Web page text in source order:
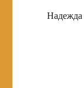
Надежда